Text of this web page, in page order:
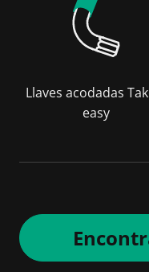
Llaves acodadas
easy